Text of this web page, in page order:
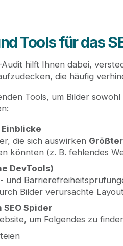
Tools für das
Audit hilft Ihnen dabei,
die häufig
Tools, um Bilder
Einblicke
die sich auswirken
könnten (z. B. fehlendes
DevTools)
und
Bilder verursachte
Spider
um Folgendes zu